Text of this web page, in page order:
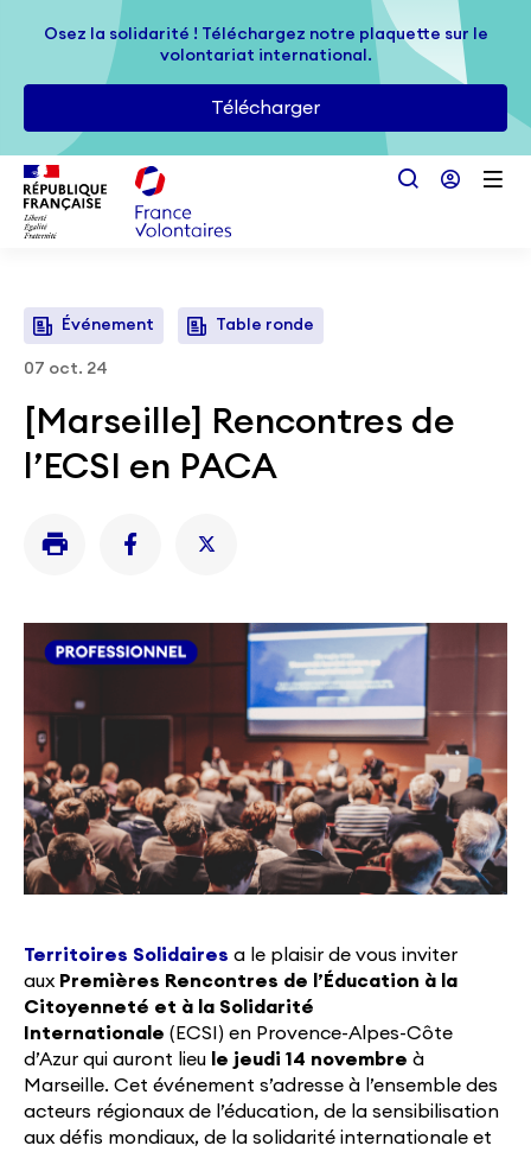
Passer au contenu principal
Osez la solidarité ! Téléchargez notre plaquette sur le
volontariat international.
Télécharger
Osez la solidarité ! Téléchargez notre plaquette sur le
volontariat international.
Télécharger
Événement Table ronde
07 oct. 24
[Marseille] Rencontres de
l’ECSI en PACA
Territoires Solidaires a le plaisir de vous inviter
aux Premières Rencontres de l’Éducation à la
Citoyenneté et à la Solidarité
Internationale (ECSI) en Provence-Alpes-Côte
d’Azur qui auront lieu le jeudi 14 novembre à
Marseille. Cet événement s’adresse à l’ensemble des
acteurs régionaux de l’éducation, de la sensibilisation
aux défis mondiaux, de la solidarité internationale et